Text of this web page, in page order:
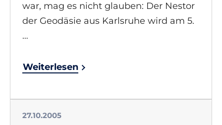
war, mag es nicht glauben: Der Nestor
der Geodäsie aus Karlsruhe wird am 5.
…
Weiterlesen
27.10.2005